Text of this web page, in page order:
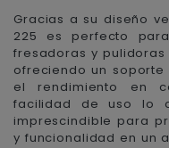
Gracias a su diseño
225 es perfecto
fresadoras y
ofreciendo un
el rendimiento en
facilidad de uso lo
imprescindible para
y funcionalidad en un